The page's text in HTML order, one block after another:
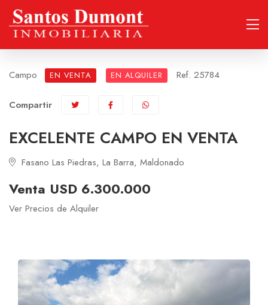
Campo EN VENTA EN ALQUILER Ref. 25784
Compartir
EXCELENTE CAMPO EN VENTA
Fasano Las Piedras, La Barra, Maldonado
Venta USD 6.300.000
Ver Precios de Alquiler